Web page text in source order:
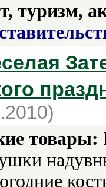
туризм,
товары: